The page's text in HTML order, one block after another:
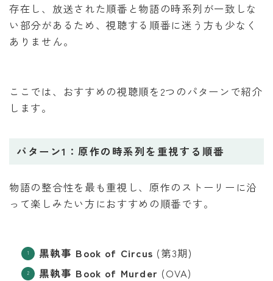
存在し、放送された順番と物語の時系列が一致しな
い部分があるため、視聴する順番に迷う方も少なく
ありません。
ここでは、おすすめの視聴順を2つのパターンで紹介
します。
パターン1：原作の時系列を重視する順番
物語の整合性を最も重視し、原作のストーリーに沿
って楽しみたい方におすすめの順番です。
黒執事 Book of Circus (第3期)
黒執事 Book of Murder (OVA)